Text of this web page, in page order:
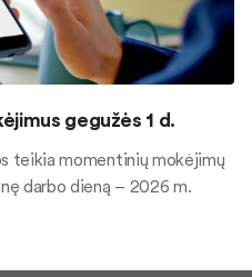
gegužės 1 d.
teikia momentinių mokėjimų
darbo dieną – 2026 m.